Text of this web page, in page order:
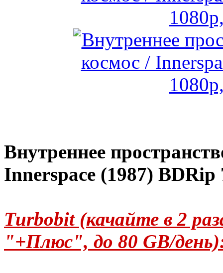
Внутреннее
Innerspace (1987) BDRip
Turbobit (качайте в 2
"+Плюс", до 80 GB/